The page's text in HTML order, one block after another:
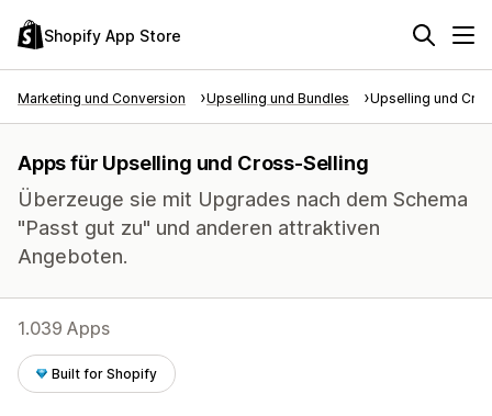
Shopify App Store
Marketing und Conversion Upselling und Bundles Upselling und
Apps für Upselling und Cross-Selling
Überzeuge sie mit Upgrades nach dem Schema
"Passt gut zu" und anderen attraktiven
Angeboten.
1.039 Apps
Built for Shopify